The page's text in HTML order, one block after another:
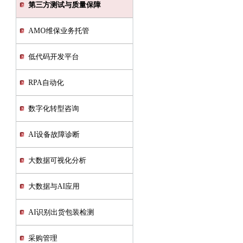
第三方测试与质量保障
AMO维保业务托管
低代码开发平台
RPA自动化
数字化转型咨询
AI设备故障诊断
大数据可视化分析
大数据与AI应用
AI识别出货包装检测
采购管理